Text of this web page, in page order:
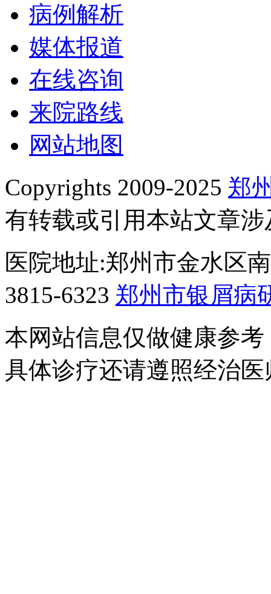
病例解析
媒体报道
在线咨询
来院路线
网站地图
Copyrights 2009-2025 郑
有转载或引用本站文章
医院地址:郑州市金水区
3815-6323 郑州市银屑病
本网站信息仅做健康参
具体诊疗还请遵照经治医